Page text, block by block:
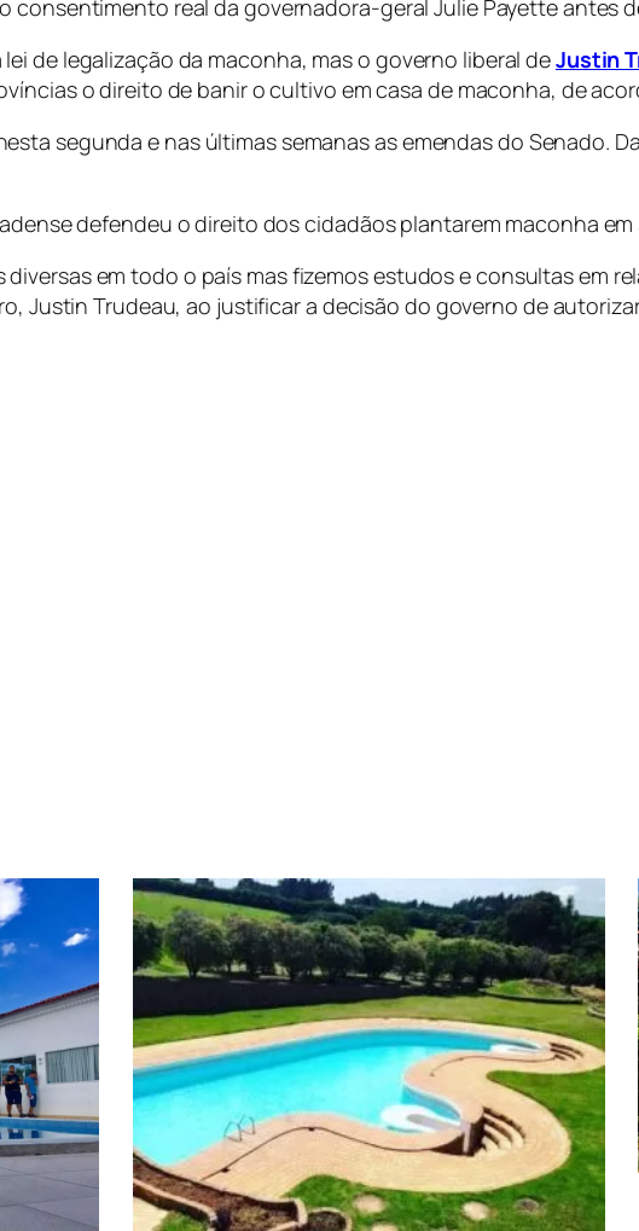
consentimento real da governadora-geral Julie Payette antes
de legalização da maconha, mas o governo liberal deJustin
o direito de banir o cultivo em casa de maconha, de
segunda e nas últimas semanas as emendas do Senado.
defendeu o direito dos cidadãos plantarem maconha em
em todo o país mas fizemos estudos e consultas em
Justin Trudeau, ao justificar a decisão do governo de